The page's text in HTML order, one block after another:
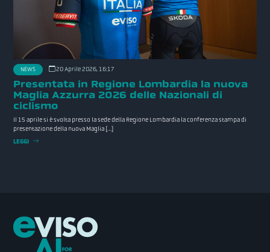
NEWS 20 Aprile 2026, 16:17
Presentata in Regione Lombardia la nuova
Maglia Azzurra 2026 delle Nazionali di
ciclismo
Il 15 aprile si è svolta presso la sede della Regione Lombardia la conferenza stampa di
presentazione della nuova Maglia […]
LEGGI